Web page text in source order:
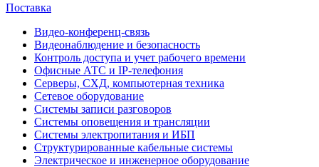
Поставка
Видео-конференц-связь
Видеонаблюдение и безопасность
Контроль доступа и учет рабочего времени
Офисные АТС и IP-телефония
Серверы, СХД, компьютерная техника
Сетевое оборудование
Системы записи разговоров
Системы оповещения и трансляции
Системы электропитания и ИБП
Структурированные кабельные системы
Электрическое и инженерное оборудование